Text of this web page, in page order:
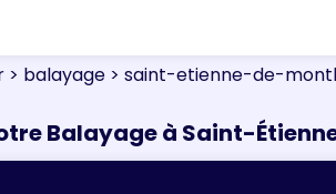
> balayage > saint-etienne-de-
Balayage à Saint-